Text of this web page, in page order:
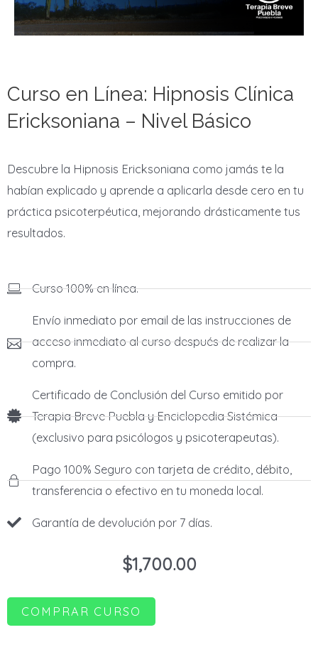
Curso en Línea: Hipnosis Clínica
Ericksoniana – Nivel Básico
Descubre la Hipnosis Ericksoniana como jamás te la
habían explicado y aprende a aplicarla desde cero en tu
práctica psicoterpéutica, mejorando drásticamente tus
resultados.
Curso 100% en línea.
Envío inmediato por email de las instrucciones de
acceso inmediato al curso después de realizar la
compra.
Certificado de Conclusión del Curso emitido por
Terapia Breve Puebla y Enciclopedia Sistémica
(exclusivo para psicólogos y psicoterapeutas).
Pago 100% Seguro con tarjeta de crédito, débito,
transferencia o efectivo en tu moneda local.
Garantía de devolución por 7 días.
$1,700.00
COMPRAR CURSO